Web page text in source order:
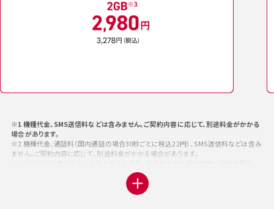
※1 機種代金、SMS送信料などは含みません。ご契約内容に応じて、別途料金がかかる
場合があります。
※2 機種代金、通話料（国内通話の場合30秒ごとに税込22円）、SMS送信料などは含み
ません。ご契約内容に応じて、別途料金がかかる場合があります。
128kbpsとなります。なお、別途「1GB追加オプション」または「スピードモード」をお申
込みいただくことで、通常速度でご利用いただけます。（ご利用データ量1GBごと1,100
円の課金となります。「1GB追加オプション」「スピードモード」のご利用料金は、ご利用